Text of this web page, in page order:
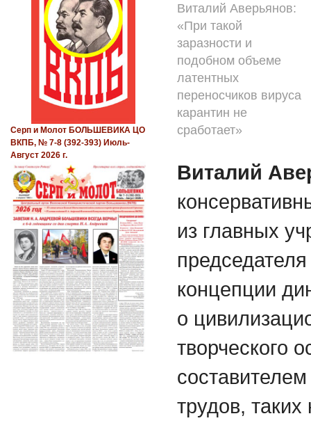
Виталий Аверьянов:
«При такой
заразности и
подобном объеме
латентных
переносчиков вируса
карантин не
сработает»
Виталий
из главных
концепции
о
творческого
трудов, таких
Серп и Молот БОЛЬШЕВИКА ЦО
ВКПБ, № 7-8 (392-393) Июль-
Август 2026 г.